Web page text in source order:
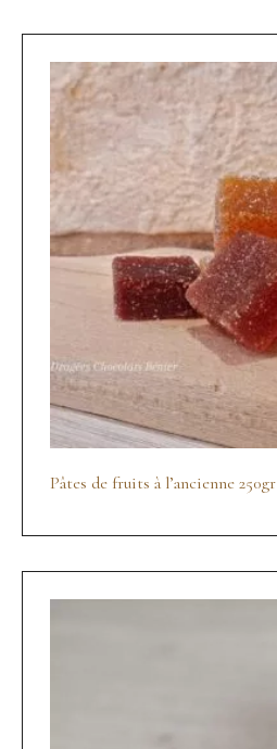
Pâtes de fruits à l’ancienne 250gr